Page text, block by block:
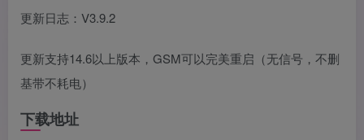
更新日志：V3.9.2
更新支持14.6以上版本，GSM可以完美重启（无信号，不删
基带不耗电）
下载地址